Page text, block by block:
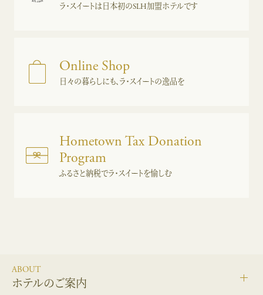
ラ・スイートは日本初のSLH加盟ホテルです
Online Shop
日々の暮らしにも、ラ・スイートの逸品を
Hometown Tax Donation
Program
ふるさと納税でラ・スイートを愉しむ
ABOUT
ホテルのご案内